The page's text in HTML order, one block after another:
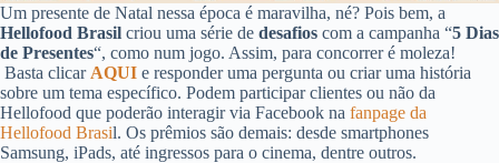
Um presente de Natal nessa época é maravilha, né? Pois bem, a
Hellofood Brasil criou uma série de desafios com a campanha “5 Dias
de Presentes“, como num jogo. Assim, para concorrer é moleza!
Basta clicar AQUI e responder uma pergunta ou criar uma história
sobre um tema específico. Podem participar clientes ou não da
Hellofood que poderão interagir via Facebook na fanpage da
Hellofood Brasil. Os prêmios são demais: desde smartphones
Samsung, iPads, até ingressos para o cinema, dentre outros.